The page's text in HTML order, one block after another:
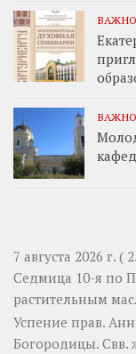
ВАЖНО
ВАЖНО
7 августа 2026 г. (
Седмица 10-я по
растительным
Успение прав.
Богородицы. Свв.